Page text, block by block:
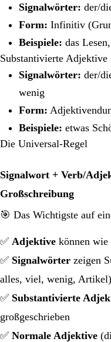
Signalwörter: der/
Form: Infinitiv
Beispiele: das
Substantivierte Adjektive
Signalwörter: der/
wenig
Form:
Beispiele: etwas
Die Universal-Regel
Signalwort + Verb/
Großschreibung
🎯 Das Wichtigste auf
✅ Adjektive können wie
✅ Signalwörter zeigen
alles, viel, wenig, Artikel)
✅ Substantivierte
großgeschrieben
✅ Normale Adjektive